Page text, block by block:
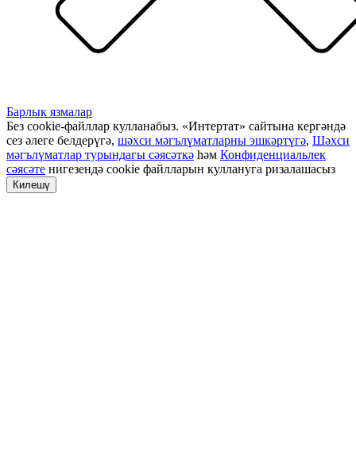
Барлык язмалар
Без cookie-файллар кулланабыз. «Интертат» сайтына кергәндә
сез әлеге белдерүгә, шәхси мәгълүматларны эшкәртүгә, Шәхси
мәгълүматлар турындагы сәясәткә һәм Конфиденциальлек
сәясәте нигезендә cookie файлларын куллануга ризалашасыз
Килешү